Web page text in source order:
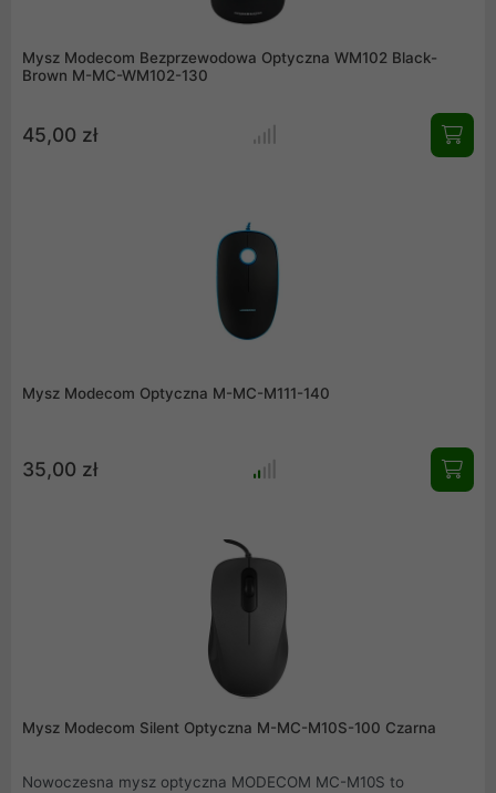
Mysz Modecom Bezprzewodowa Optyczna WM102 Black-
Brown M-MC-WM102-130
45,00 zł
Mysz Modecom Optyczna M-MC-M111-140
35,00 zł
Mysz Modecom Silent Optyczna M-MC-M10S-100 Czarna
Nowoczesna mysz optyczna MODECOM MC-M10S to